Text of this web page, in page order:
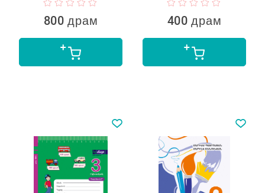
800 драм 400 драм